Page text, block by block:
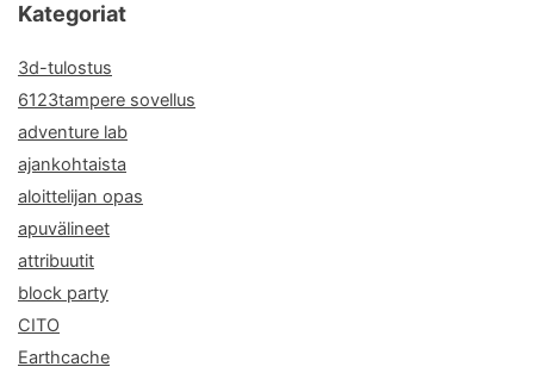
Kategoriat
3d-tulostus
6123tampere sovellus
adventure lab
ajankohtaista
aloittelijan opas
apuvälineet
attribuutit
block party
CITO
Earthcache